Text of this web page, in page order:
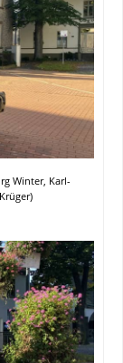
Winter, Karl-